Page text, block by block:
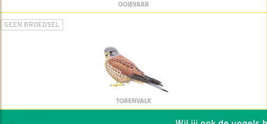
OOIEVAAR
GEEN BROEDSEL
TORENVALK